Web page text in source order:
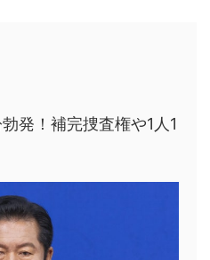
発！補完捜査権や1人1